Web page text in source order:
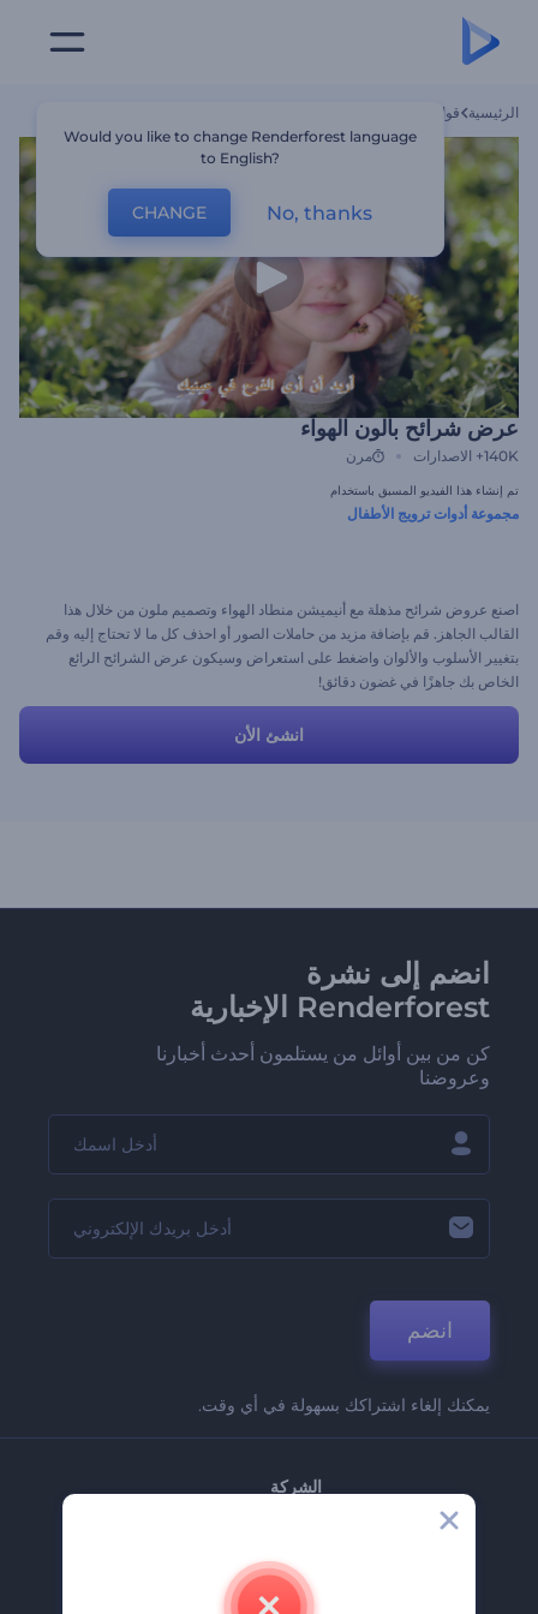
الرئيسية قوالب
عرض شرائح بالون الهواء
140K+ الاصدارات مرن
تم إنشاء هذا الفيديو المسبق باستخدام
مجموعة أدوات ترويج الأطفال
اصنع عروض شرائح مذهلة مع أنيميشن منطاد الهواء وتصميم ملون من خلال هذا
القالب الجاهز. قم بإضافة مزيد من حاملات الصور أو احذف كل ما لا تحتاج إليه وقم
بتغيير الأسلوب والألوان واضغط على استعراض وسيكون عرض الشرائح الرائع
الخاص بك جاهزًا في غضون دقائق!
انشئ الأن
انضم إلى نشرة
Renderforest الإخبارية
كن من بين أوائل من يستلمون أحدث أخبارنا
وعروضنا
انضم
يمكنك إلغاء اشتراكك بسهولة في أي وقت.
الشركة
اتصل بنا
وظائف
Would you like to change Renderforest language
to English?
CHANGE No, thanks